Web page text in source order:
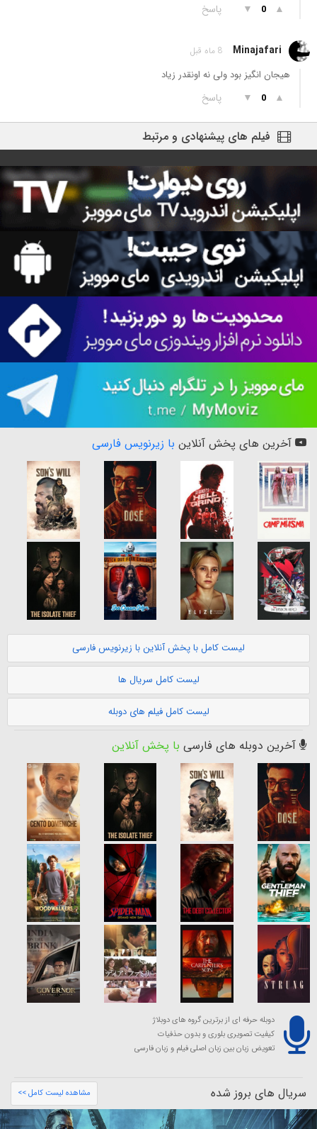
▲
0
▼ پاسخ
Minajafari 8 ماه قبل
هیجان انگیز بود ولی نه اونقدر زیاد
▲
0
▼ پاسخ
فیلم های پیشنهادی و مرتبط
آخرین های پخش آنلاین با زیرنویس فارسی
لیست کامل با پخش آنلاین با زیرنویس فارسی
لیست کامل سریال ها
لیست کامل فیلم های دوبله
آخرین دوبله های فارسی با پخش آنلاین
دوبله حرفه ای از برترین گروه های دوبلاژ
کیفیت تصویری بلوری و بدون حذفیات
تعویض زبان بین زبان اصلی فیلم و زبان فارسی
سریال های بروز شده مشاهده لیست کامل >>